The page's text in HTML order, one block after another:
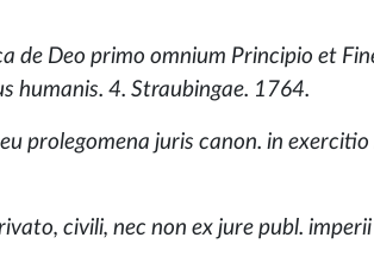
de Deo primo omnium Principio et
humanis. 4. Straubingae. 1764.
prolegomena juris canon. in
civili, nec non ex jure publ.